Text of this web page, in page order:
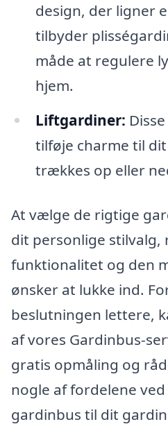
design, der ligner
tilbyder
måde at regulere
hjem.
Liftgardiner:
tilføje charme til
trækkes op eller
At vælge de rigtige
dit personlige stilvalg,
funktionalitet og den
ønsker at lukke ind.
beslutningen lettere,
af vores Gardinbus-
gratis opmåling og
nogle af fordelene
gardinbus til dit